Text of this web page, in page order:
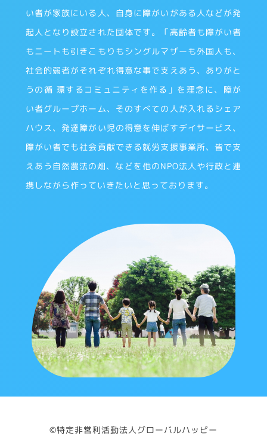
い者が家族にいる人、自身に障がいがある人などが発
起人となり設立された団体です。「高齢者も障がい者
もニートも引きこもりもシングルマザーも外国人も、
社会的弱者がそれぞれ得意な事で支えあう、ありがと
うの循 環するコミュニティを作る」を理念に、障が
い者グループホーム、そのすべての人が入れるシェア
ハウス、発達障がい児の得意を伸ばすデイサービス、
障がい者でも社会貢献できる就労支援事業所、皆で支
えあう自然農法の畑、などを他のNPO法人や行政と連
携しながら作っていきたいと思っております。
©️特定非営利活動法人グローバルハッピー